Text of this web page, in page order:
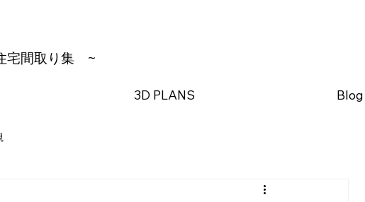
3D PLANS Blog
宅間取り集~